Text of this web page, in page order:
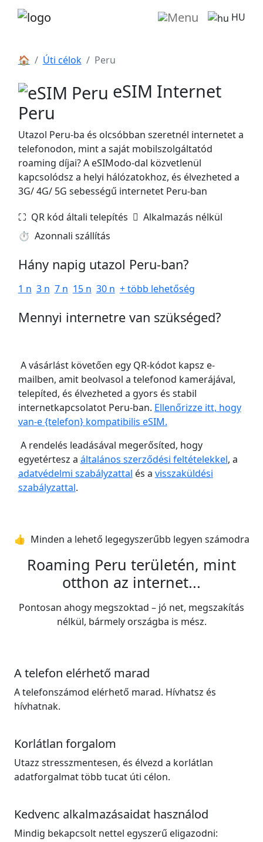
HU
🏠 Úti célok Peru
eSIM Internet
Peru
Utazol Peru-ba és olcsóbban szeretnél internetet a
telefonodon, mint a saját mobilszolgáltatód
roaming díjai? A eSIModo-dal közvetlenül
kapcsolódsz a helyi hálózatokhoz, és élvezheted a
3G/ 4G/ 5G sebességű internetet Peru-ban
⛶️️ QR kód általi telepítés ️ Alkalmazás nélkül
⏱️️ Azonnali szállítás
Hány napig utazol Peru-ban?
1 n 3 n 7 n 15 n 30 n + több lehetőség
Mennyi internetre van szükséged?
A vásárlást követően egy QR-kódot kapsz e-
mailben, amit beolvasol a telefonod kamerájával,
telepíted, és élvezheted a gyors és stabil
internetkapcsolatot Peru-ban. Ellenőrizze itt, hogy
van-e {telefon} kompatibilis eSIM.
A rendelés leadásával megerősíted, hogy
egyetértesz a általános szerződési feltételekkel, a
adatvédelmi szabályzattal és a visszaküldési
szabályzattal.
👍️ Minden a lehető legegyszerűbb legyen számodra
Roaming Peru területén, mint
otthon az internet...
Pontosan ahogy megszoktad – jó net, megszakítás
nélkül, bármely országba is mész.
A telefon elérhető marad
A telefonszámod elérhető marad. Hívhatsz és
hívhatnak.
Korlátlan forgalom
Utazz stresszmentesen, és élvezd a korlátlan
adatforgalmat több tucat úti célon.
Kedvenc alkalmazásaidat használod
Mindig bekapcsolt nettel egyszerű eligazodni: